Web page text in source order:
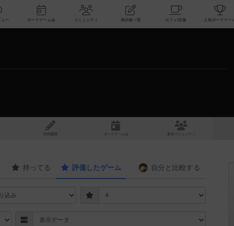
新着レビュー ボードゲーム会 コミュニティ 掲示板一覧 カフェ/店舗
投稿履歴 ボ ドゲ ーム コミュニティ
持ってる 評価したゲーム 自分と 比較する